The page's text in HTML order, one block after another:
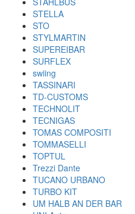
STELLA
STO
STYLMARTIN
SUPEREIBAR
SURFLEX
swiing
TASSINARI
TD-CUSTOMS
TECHNOLIT
TECNIGAS
TOMAS COMPOSITI
TOMMASELLI
TOPTUL
Trezzi Dante
TUCANO URBANO
TURBO KIT
UM HALB AN DER BAR